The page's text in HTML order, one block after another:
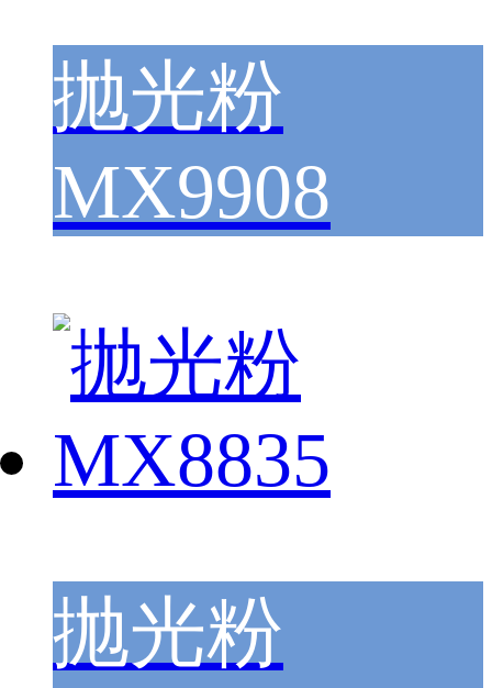
抛光粉
MX9908
抛光粉